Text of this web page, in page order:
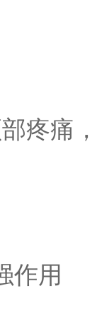
疼痛
作用